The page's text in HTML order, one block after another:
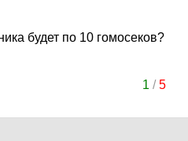
будет по 10 гомосеков?
1 /5